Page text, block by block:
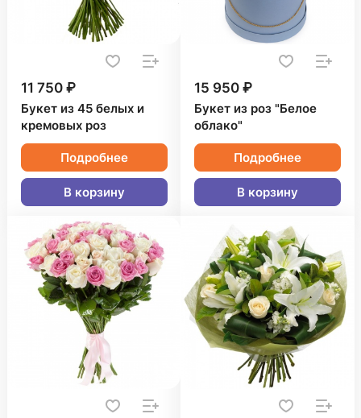
11 750 ₽
Букет из 45 белых и
кремовых роз
Подробнее
В корзину
15 950 ₽
Букет из роз "Белое
облако"
Подробнее
В корзину